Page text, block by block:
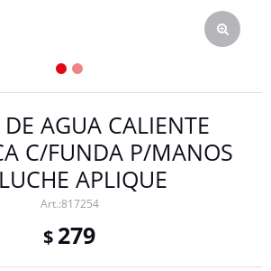
AGUA CALIENTE
C/FUNDA P/MANOS
APLIQUE
817254
$ 279